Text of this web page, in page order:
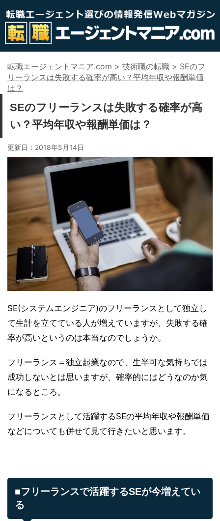
転職エージェントマニア.com > 技術職の転職 > SEのフ
リーランスは失敗する確率が高い？平均年収や報酬単価
は？
SEのフリーランスは失敗する確率が高
い？平均年収や報酬単価は？
更新日： 2018年5月14日
SE(システムエンジニア)のフリーランスとして独立し
て生計を立てている人が増えていますが、失敗する確
率が高いというのは本当なのでしょうか。
フリーランス＝独立起業なので、生半可な気持ちでは
成功しないとは思いますが、確率的にはどうなのか気
になるところ。
フリーランスとして活躍するSEの平均年収や報酬単価
などについても併せて見て行きたいと思います。
■フリーランスで活躍するSEが今増えてい
る